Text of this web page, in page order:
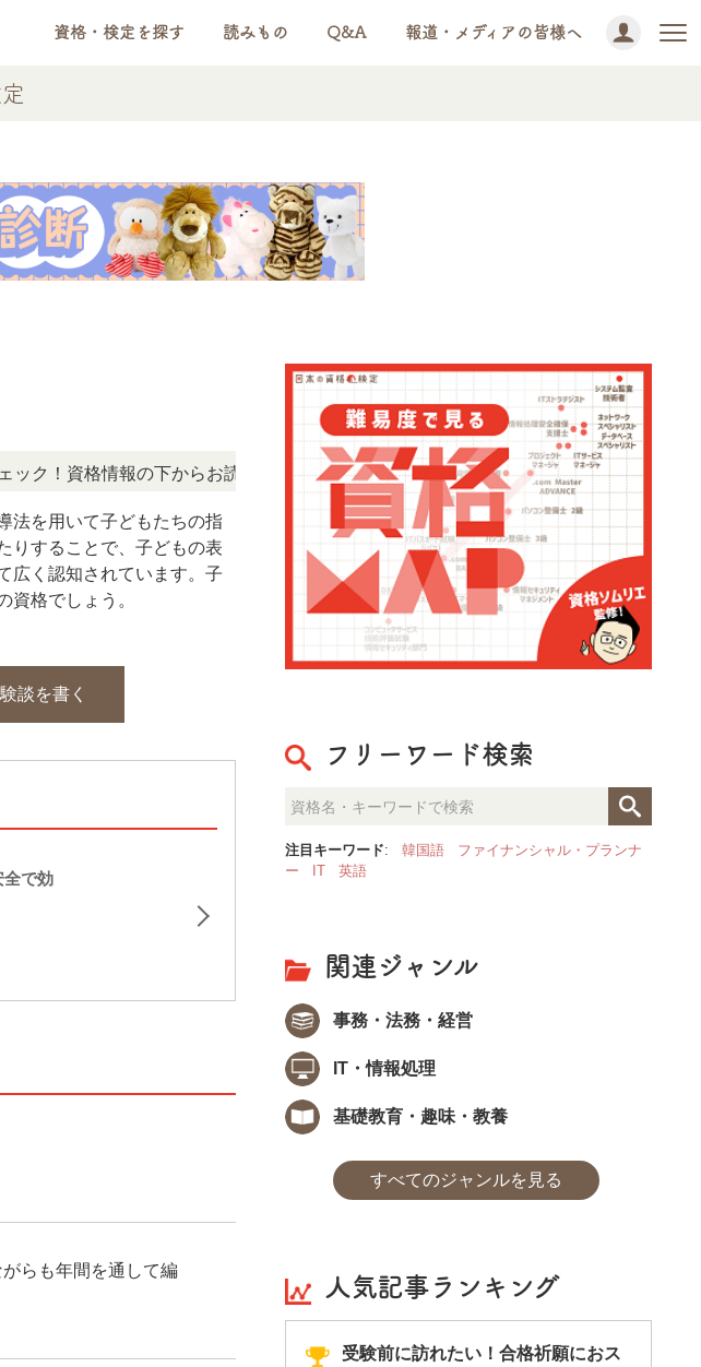
資格・検定を探す 読みもの Q&A 報道・メディアの皆様へ
資格情報の下からお読みいただけます。 NEWS! 「この検定、難しい？」「どんな
法を用いて子どもたちの指
りすることで、子どもの表
広く認知されています。子
資格でしょう。
談を書く
全で効
らも年間を通して編
フリーワード検索
注目キーワード: 韓国語
ファイナンシャル・プランナ
ー
IT 英語
関連ジャンル
事務・法務・経営
IT・情報処理
基礎教育・趣味・教養
すべてのジャンルを見る
人気記事ランキング
受験前に訪れたい！合格祈願におス